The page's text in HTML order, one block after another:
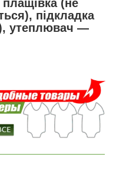
плащівка(не
підкладка
утеплювач ―